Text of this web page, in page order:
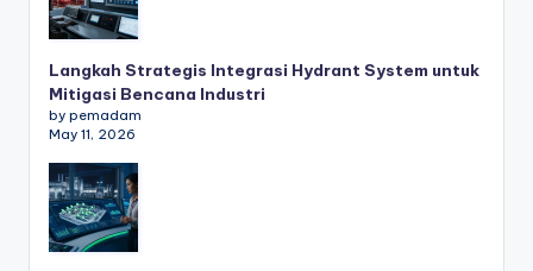
Langkah Strategis Integrasi Hydrant System untuk
Mitigasi Bencana Industri
by pemadam
May 11, 2026